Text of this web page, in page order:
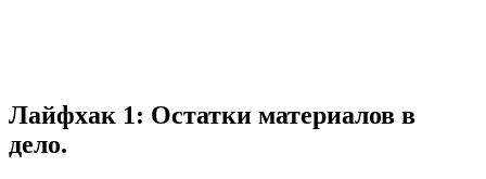
Лайфхак 1: Остатки материалов в
дело.